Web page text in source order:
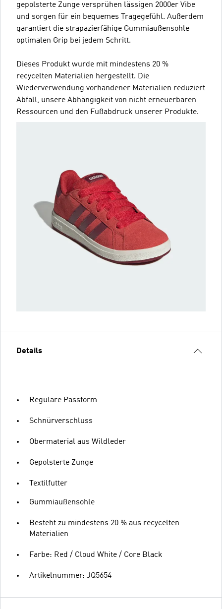
gepolsterte Zunge versprühen lässigen 2000er Vibe
und sorgen für ein bequemes Tragegefühl. Außerdem
garantiert die strapazierfähige Gummiaußensohle
optimalen Grip bei jedem Schritt.
Dieses Produkt wurde mit mindestens 20 %
recycelten Materialien hergestellt. Die
Wiederverwendung vorhandener Materialien reduziert
Abfall, unsere Abhängigkeit von nicht erneuerbaren
Ressourcen und den Fußabdruck unserer Produkte.
Details
Reguläre Passform
Schnürverschluss
Obermaterial aus Wildleder
Gepolsterte Zunge
Textilfutter
Gummiaußensohle
Besteht zu mindestens 20 % aus recycelten
Materialien
Farbe: Red / Cloud White / Core Black
Artikelnummer: JQ5654